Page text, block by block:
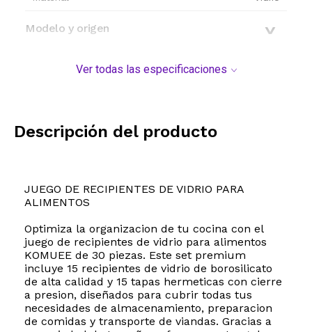
Modelo y origen
Ver todas las especificaciones
Descripción del producto
JUEGO DE RECIPIENTES DE VIDRIO PARA
ALIMENTOS
Optimiza la organizacion de tu cocina con el
juego de recipientes de vidrio para alimentos
KOMUEE de 30 piezas. Este set premium
incluye 15 recipientes de vidrio de borosilicato
de alta calidad y 15 tapas hermeticas con cierre
a presion, diseñados para cubrir todas tus
necesidades de almacenamiento, preparacion
de comidas y transporte de viandas. Gracias a